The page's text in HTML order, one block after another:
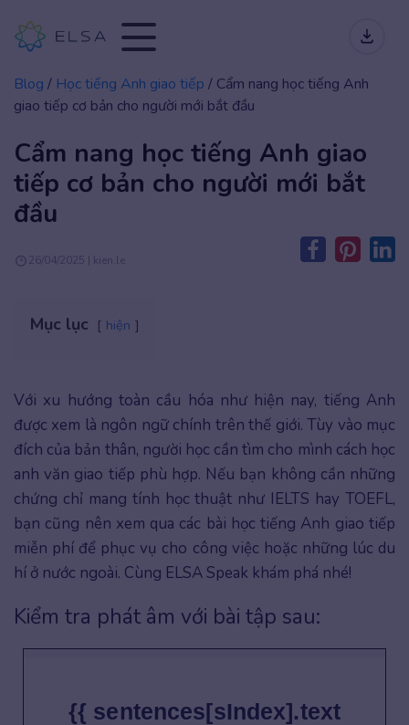
Blog / Học tiếng Anh giao tiếp / Cẩm nang học tiếng Anh
giao tiếp cơ bản cho người mới bắt đầu
Cẩm nang học tiếng Anh giao
tiếp cơ bản cho người mới bắt
đầu
26/04/2025 | kien.le
Mục lục hiện
Với xu hướng toàn cầu hóa như hiện nay, tiếng Anh
được xem là ngôn ngữ chính trên thế giới. Tùy vào mục
đích của bản thân, người học cần tìm cho mình cách học
anh văn giao tiếp phù hợp. Nếu bạn không cần những
chứng chỉ mang tính học thuật như IELTS hay TOEFL,
bạn cũng nên xem qua các bài học tiếng Anh giao tiếp
miễn phí để phục vụ cho công việc hoặc những lúc du
hí ở nước ngoài. Cùng ELSA Speak khám phá nhé!
Kiểm tra phát âm với bài tập sau:
{{ sentences[sIndex].text